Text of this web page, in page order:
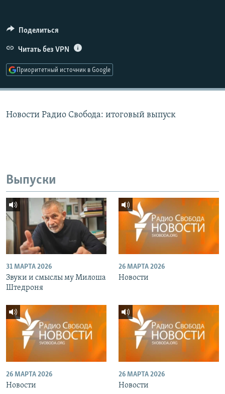
ПОДПИШИТЕСЬ НА РАССЫЛКУ
СОЦИАЛЬНЫЕ СЕТИ
Поделиться
Читать без VPN
Приоритетный источник в Google
Новости Радио Свобода: итоговый выпуск
Выпуски
31 МАРТА 2026
Звуки и смыслы му Милоша
Штедроня
26 МАРТА 2026
Новости
26 МАРТА 2026
Новости
26 МАРТА 2026
Новости